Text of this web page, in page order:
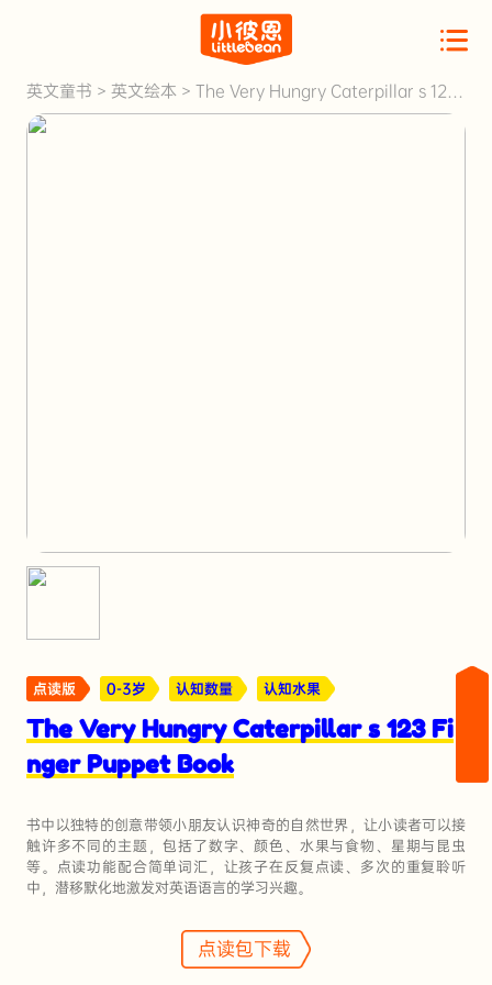
英文童书 > 英文绘本> The Very Hungry Caterpillar s 123
Finger Puppet Book
The Very Hungry Caterpillar s 123 Fi
nger Puppet Book
书中以独特的创意带领小朋友认识神奇的自然世界，让小读者可以接
触许多不同的主题，包括了数字、颜色、水果与食物、星期与昆虫
等。点读功能配合简单词汇，让孩子在反复点读、多次的重复聆听
中，潜移默化地激发对英语语言的学习兴趣。
点读包下载
点读版 0-3岁 认知数量 认知水果